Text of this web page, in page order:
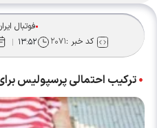
فوتبال ایران
کد خبر :۲۰۷۱ ۱۳:۵۲
ترکیب احتمالی پرسپولیس